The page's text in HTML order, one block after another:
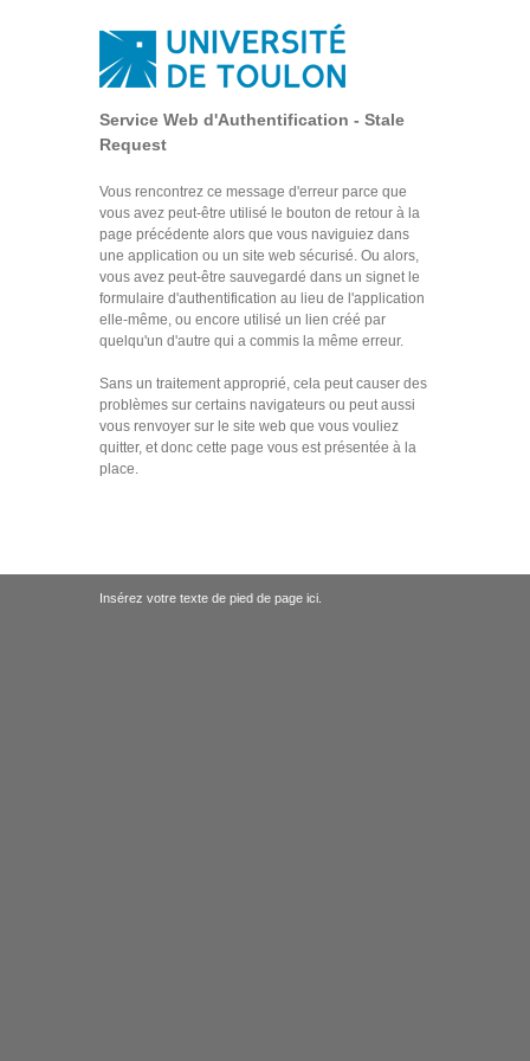
Service Web d'Authentification - Stale
Request
Vous rencontrez ce message d'erreur parce que
vous avez peut-être utilisé le bouton de retour à la
page précédente alors que vous naviguiez dans
une application ou un site web sécurisé. Ou alors,
vous avez peut-être sauvegardé dans un signet le
formulaire d'authentification au lieu de l'application
elle-même, ou encore utilisé un lien créé par
quelqu'un d'autre qui a commis la même erreur.
Sans un traitement approprié, cela peut causer des
problèmes sur certains navigateurs ou peut aussi
vous renvoyer sur le site web que vous vouliez
quitter, et donc cette page vous est présentée à la
place.
Insérez votre texte de pied de page ici.